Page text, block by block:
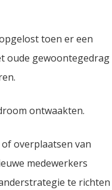
toen er een
oude gewoontegedrag
ontwaakten.
overplaatsen van
medewerkers
te richten